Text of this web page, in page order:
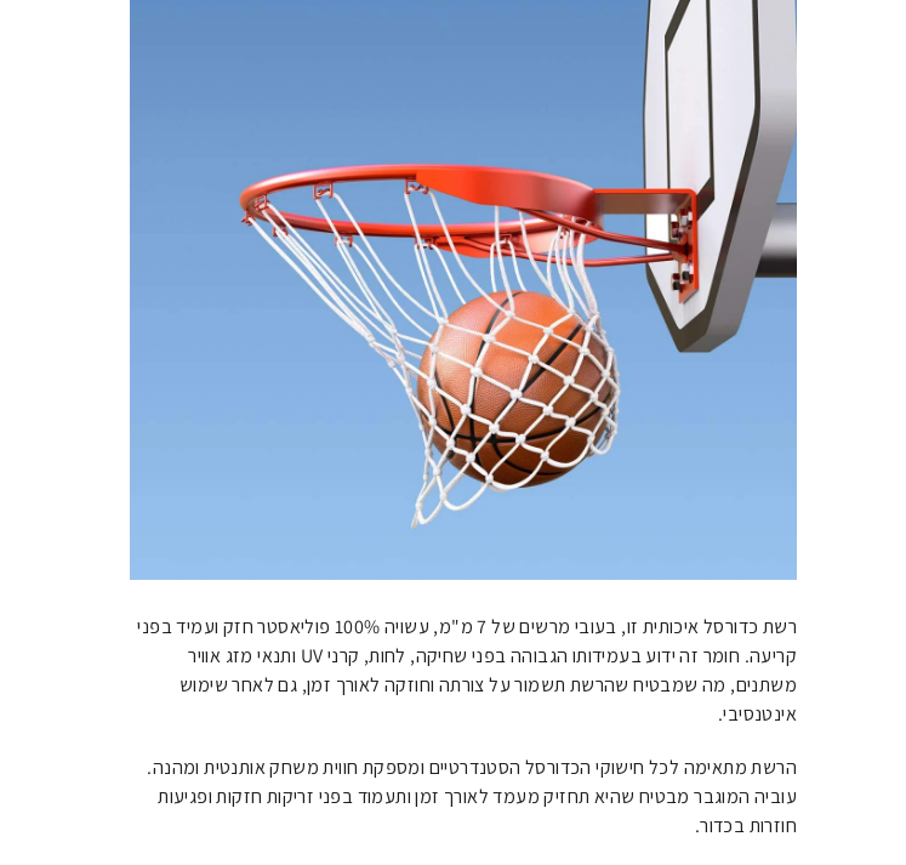
רשת כדורסל איכותית זו, בעובי מרשים של 7 מ"מ, עשויה 100% פוליאסטר חזק ועמיד בפני
קריעה. חומר זה ידוע בעמידותו הגבוהה בפני שחיקה, לחות, קרני UV ותנאי מזג אוויר
משתנים, מה שמבטיח שהרשת תשמור על צורתה וחוזקה לאורך זמן, גם לאחר שימוש
אינטנסיבי.
הרשת מתאימה לכל חישוקי הכדורסל הסטנדרטיים ומספקת חווית משחק אותנטית ומהנה.
עוביה המוגבר מבטיח שהיא תחזיק מעמד לאורך זמן ותעמוד בפני זריקות חזקות ופגיעות
חוזרות בכדור.